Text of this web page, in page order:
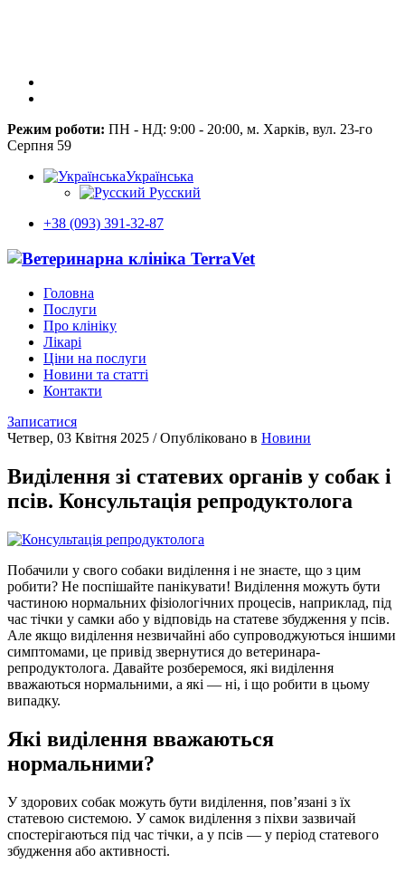
Режим роботи: ПН - НД: 9:00 - 20:00, м. Харків, вул. 23-го
Серпня 59
Українська
Русский
+38 (093) 391-32-87
Головна
Послуги
Про клініку
Лікарі
Ціни на послуги
Новини та статті
Контакти
Записатися
Четвер, 03 Квітня 2025 /Опубліковано в Новини
Виділення зі статевих органів у собак і
псів. Консультація репродуктолога
Побачили у свого собаки виділення і не знаєте, що з цим
робити? Не поспішайте панікувати! Виділення можуть бути
частиною нормальних фізіологічних процесів, наприклад, під
час тічки у самки або у відповідь на статеве збудження у псів.
Але якщо виділення незвичайні або супроводжуються іншими
симптомами, це привід звернутися до ветеринара-
репродуктолога. Давайте розберемося, які виділення
вважаються нормальними, а які — ні, і що робити в цьому
випадку.
Які виділення вважаються
нормальними?
У здорових собак можуть бути виділення, пов’язані з їх
статевою системою. У самок виділення з піхви зазвичай
спостерігаються під час тічки, а у псів — у період статевого
збудження або активності.